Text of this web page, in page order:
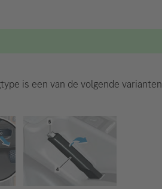
is een van de volgende varianten